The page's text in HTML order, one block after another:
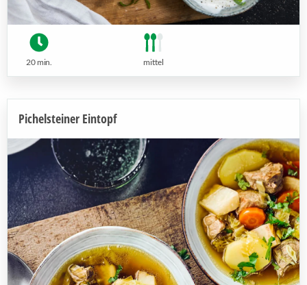
20 min. mittel
Pichelsteiner Eintopf